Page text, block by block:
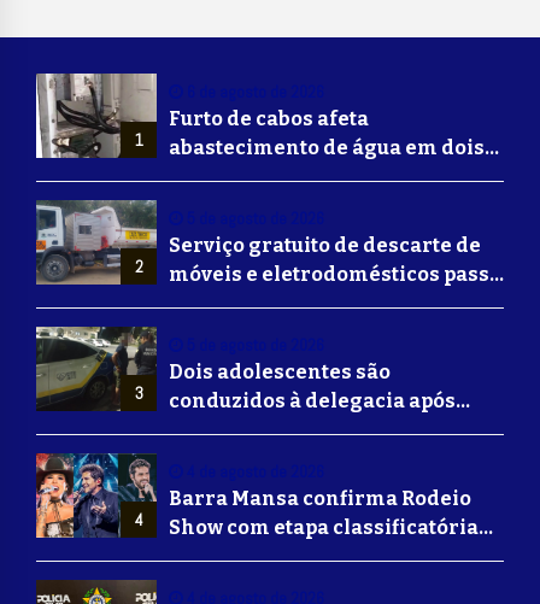
1
Furto de cabos afeta
abastecimento de água em dois
bairros de Volta Redonda
2
Serviço gratuito de descarte de
móveis e eletrodomésticos passa
a ser oferecido em Volta
3
Dois adolescentes são
conduzidos à delegacia após
suposta agressão a idoso em
4
Barra Mansa confirma Rodeio
Show com etapa classificatória
para Barretos e grandes nomes